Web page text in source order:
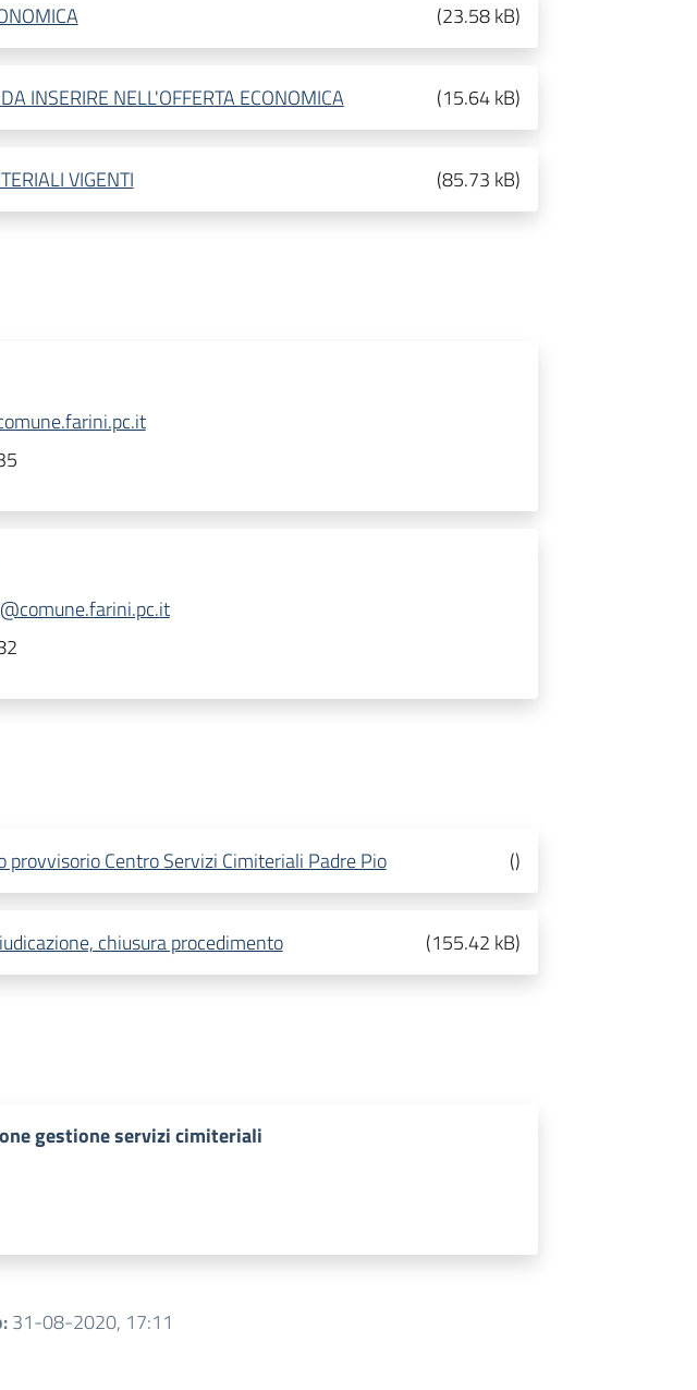
(23.58 kB)
INSERIRE NELL'OFFERTA ECONOMICA (15.64 kB)
VIGENTI (85.73 kB)
provvisorio Centro Servizi Cimiteriali Padre Pio ()
chiusura procedimento (155.42 kB)
gestione servizi cimiteriali
:31-08-2020, 17:11